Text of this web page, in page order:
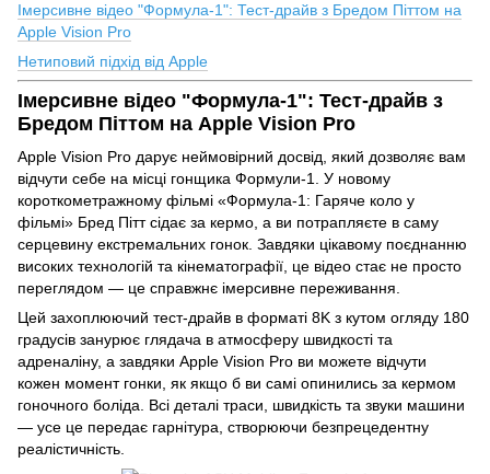
Імерсивне відео "Формула-1": Тест-драйв з Бредом Піттом на
Apple Vision Pro
Нетиповий підхід від Apple
Імерсивне відео "Формула-1": Тест-драйв з
Бредом Піттом на Apple Vision Pro
Apple Vision Pro дарує неймовірний досвід, який дозволяє вам
відчути себе на місці гонщика Формули-1. У новому
короткометражному фільмі «Формула-1: Гаряче коло у
фільмі» Бред Пітт сідає за кермо, а ви потрапляєте в саму
серцевину екстремальних гонок. Завдяки цікавому поєднанню
високих технологій та кінематографії, це відео стає не просто
переглядом — це справжнє імерсивне переживання.
Цей захоплюючий тест-драйв в форматі 8K з кутом огляду 180
градусів занурює глядача в атмосферу швидкості та
адреналіну, а завдяки Apple Vision Pro ви можете відчути
кожен момент гонки, як якщо б ви самі опинились за кермом
гоночного боліда. Всі деталі траси, швидкість та звуки машини
— усе це передає гарнітура, створюючи безпрецедентну
реалістичність.